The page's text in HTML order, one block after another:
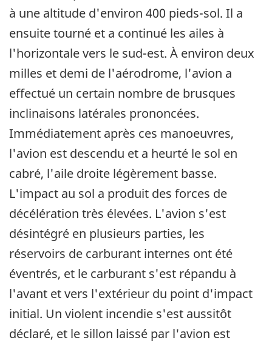
à une altitude d'environ 400 pieds-sol. Il a
ensuite tourné et a continué les ailes à
l'horizontale vers le sud-est. À environ deux
milles et demi de l'aérodrome, l'avion a
effectué un certain nombre de brusques
inclinaisons latérales prononcées.
Immédiatement après ces manoeuvres,
l'avion est descendu et a heurté le sol en
cabré, l'aile droite légèrement basse.
L'impact au sol a produit des forces de
décélération très élevées. L'avion s'est
désintégré en plusieurs parties, les
réservoirs de carburant internes ont été
éventrés, et le carburant s'est répandu à
l'avant et vers l'extérieur du point d'impact
initial. Un violent incendie s'est aussitôt
déclaré, et le sillon laissé par l'avion est